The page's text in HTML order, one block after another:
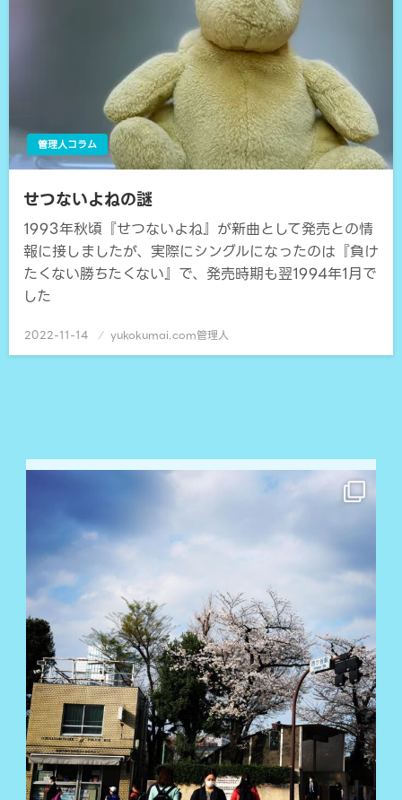
管理人コラム
せつないよねの謎
1993年秋頃『せつないよね』が新曲として発売との情
報に接しましたが、実際にシングルになったのは『負け
たくない勝ちたくない』で、発売時期も翌1994年1月で
した
投
日:
2022-11-14 yukokumai.com管理人